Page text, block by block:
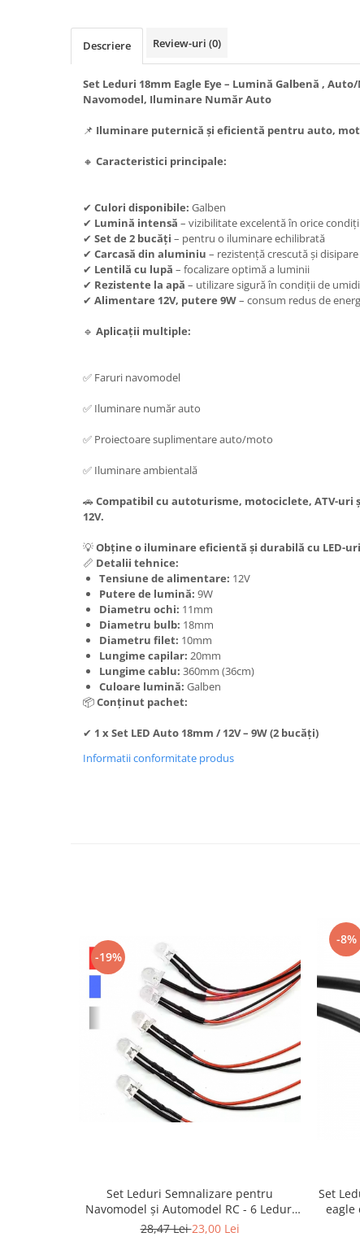
Textile camera
Uscatoare de par
Descriere Review-uri (0)
Set Leduri 18mm Eagle Eye – Lumină Galbenă ,
Navomodel, Iluminare Număr Auto
📌 Iluminare puternică și eficientă pentru auto,
🔸 Caracteristici principale:
✔ Culori disponibile: Galben
✔ Lumină intensă – vizibilitate excelentă în orice
✔ Set de 2 bucăți – pentru o iluminare echilibrată
✔ Carcasă din aluminiu – rezistență crescută și
✔ Lentilă cu lupă – focalizare optimă a luminii
✔ Rezistente la apă – utilizare sigură în condiții de
✔ Alimentare 12V, putere 9W– consum redus de
🔹 Aplicații multiple:
✅ Faruri navomodel
✅ Iluminare număr auto
✅ Proiectoare suplimentare auto/moto
✅ Iluminare ambientală
🚗Compatibil cu autoturisme, motociclete, ATV-uri
12V.
💡Obține o iluminare eficientă și durabilă cu LED-
📏 Detalii tehnice:
Tensiune de alimentare: 12V
Putere de lumină: 9W
Diametru ochi: 11mm
Diametru bulb: 18mm
Diametru filet: 10mm
Lungime capilar: 20mm
Lungime cablu: 360mm (36cm)
Culoare lumină: Galben
📦Conținut pachet:
✔ 1 x Set LED Auto 18mm / 12V – 9W (2 bucăți)
Informatii conformitate produs
-19%
Set Leduri Semnalizare pentru
Navomodel și Automodel RC - 6 Leduri
Albastru, Alb și Roșu, 12V
28,47 Lei23,00 Lei
-8%
Set
eagle